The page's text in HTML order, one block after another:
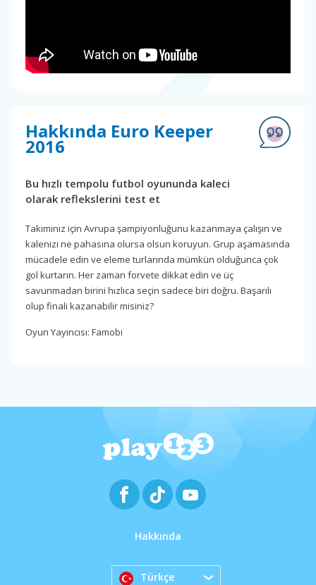
Hakkında Euro Keeper
2016
Bu hızlı tempolu futbol oyununda kaleci
olarak reflekslerini test et
Takımınız için Avrupa şampiyonluğunu kazanmaya çalışın ve
kalenizi ne pahasına olursa olsun koruyun. Grup aşamasında
mücadele edin ve eleme turlarında mümkün olduğunca çok
gol kurtarın. Her zaman forvete dikkat edin ve üç
savunmadan birini hızlıca seçin sadece biri doğru. Başarılı
olup finali kazanabilir misiniz?
Oyun Yayıncısı: Famobi
Hakkında
Türkçe